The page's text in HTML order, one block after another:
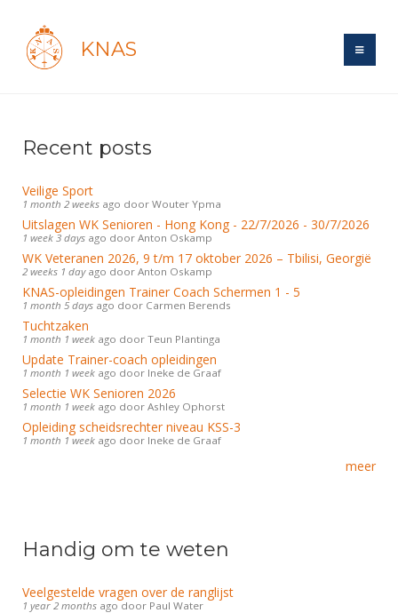
KNAS
Books
Polls
Forums
Maandelijks archief
Evenement
Website
Gebruiksvoorwaarden
Beleid
Lidmaatschap
Tarieven
Reglementen
Ledencijfers
Sponsors en Partners
Organisatie
Bestuur
Leden van Verdiensten
Introductie
Recreatiesport
Veteranen
Lichtzwaardschermen
Wedstrijdsport
Ranglijsten
Schermpaspoort
Rolstoelschermen
Topsport
Wat is topsport
Nieuws
NK's
Oranje
DBT
FBT
Atletencommissie
Internationale Titeltoernooien
Informatie
Voor de jeugd
Spreekbeurtpakket
Ouders en vereniging
Jeugdkampen
Brassardsysteem
Nationale opleidingen
Opleidingen
Forums
Forums
Schermforum
Nieuws
Zoek Vereniging
Contact
NK organiseren
Recent posts
Veilige Sport
1 month 2 weeks ago door Wouter Ypma
Uitslagen WK Senioren - Hong Kong - 22/7/2026 - 30/7/2026
1 week 3 days ago door Anton Oskamp
WK Veteranen 2026, 9 t/m 17 oktober 2026 – Tbilisi, Georgië
2 weeks 1 dayago door Anton Oskamp
KNAS-opleidingen Trainer Coach Schermen 1 - 5
1 month 5 days ago door Carmen Berends
Tuchtzaken
1 month 1 week ago door Teun Plantinga
Update Trainer-coach opleidingen
1 month 1 week ago door Ineke de Graaf
Selectie WK Senioren 2026
1 month 1 week ago door Ashley Ophorst
Opleiding scheidsrechter niveau KSS-3
1 month 1 week ago door Ineke de Graaf
meer
Handig om te weten
Veelgestelde vragen over de ranglijst
1 year 2 months ago door Paul Water